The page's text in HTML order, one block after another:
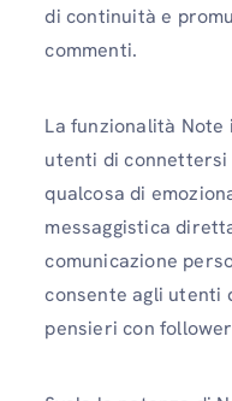
di continuità e
commenti.
La funzionalità
utenti di connettersi
qualcosa di
messaggistica
comunicazione
consente agli utenti
pensieri con